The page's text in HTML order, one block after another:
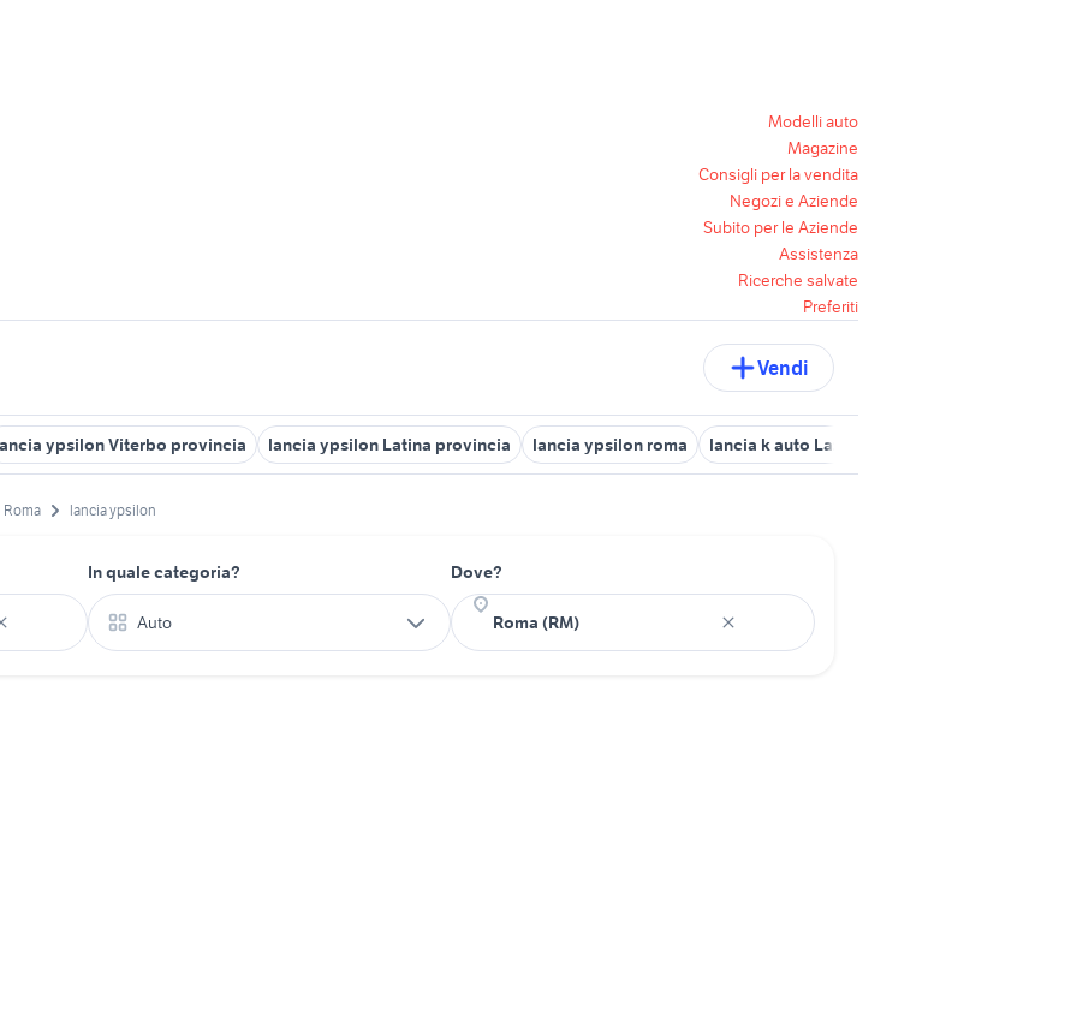
Modelli auto
Magazine
Consigli per la vendita
Negozi e Aziende
Subito per le Aziende
Assistenza
Ricerche salvate
Preferiti
Vendi
ypsilon Viterbo provincia lancia ypsilon Latina provincia lancia ypsilon roma lancia k auto Lazio
Roma lancia ypsilon
In quale categoria?
Auto
Dove?